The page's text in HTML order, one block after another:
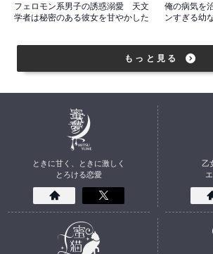
フェロモン系男子の誘惑溺愛 天文
学者は秘密のある彼女を甘やかした
俺の病気を
ンすぎる幼
もっと見る
ときに甘く、ときに激しく
とろける恋愛
乙